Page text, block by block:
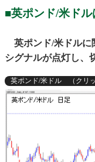
■英ポンド/米ド
英ポンド/米ドル
シグナルが点灯し、
英ポンド/米ドル （クリッ